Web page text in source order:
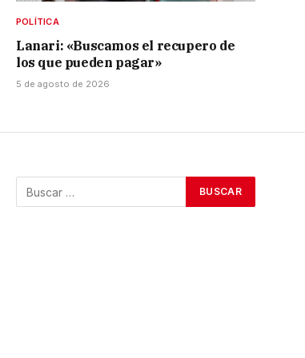
POLÍTICA
Lanari: «Buscamos el recupero de
los que pueden pagar»
5 de agosto de 2026